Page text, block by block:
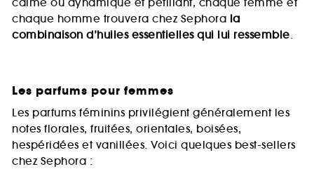
calme ou dynamique et pétillant, chaque femme et
chaque homme trouvera chez Sephora la
combinaison d’huiles essentielles qui lui ressemble.
Les parfums pour femmes
Les parfums féminins privilégient généralement les
notes florales, fruitées, orientales, boisées,
hespéridées et vanillées. Voici quelques best-sellers
chez Sephora :